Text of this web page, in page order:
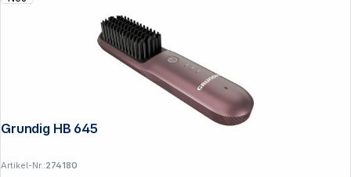
Grundig HB 6450
Artikel-Nr.:274180